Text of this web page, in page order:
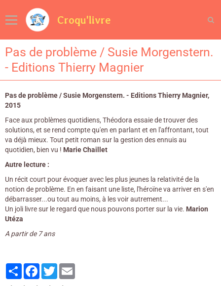
Croqu'livre
Pas de problème / Susie Morgenstern.
- Editions Thierry Magnier
Pas de problème / Susie Morgenstern. - Editions Thierry Magnier,
2015
Face aux problèmes quotidiens, Théodora essaie de trouver des
solutions, et se rend compte qu'en en parlant et en l'affrontant, tout
va déjà mieux. Tout petit roman sur la gestion des ennuis au
quotidien, bien vu ! Marie Chaillet
Autre lecture :
Un récit court pour évoquer avec les plus jeunes la relativité de la
notion de problème. En en faisant une liste, l'héroïne va arriver en s'en
débarrasser...ou tout au moins, à les voir autrement...
Un joli livre sur le regard que nous pouvons porter sur la vie. Marion
Utéza
A partir de 7 ans
PartagerFacebook
Twitter